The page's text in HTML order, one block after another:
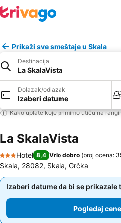
Prikaži sve smeštaje u Skala
Destinacija
La SkalaVista
Dolazak/odlazak
Izaberi datume
Kako uplate koje primimo utiču na
La SkalaVista
3 Zvezdice
Hotel 8,4 Vrlo dobro (broj ocena:
Skala, 28082, Skala, Grčka
Izaberi datume da bi se prikazale
Pogledaj
Izaberi datume da bi se prikazale
Pogledaj cene